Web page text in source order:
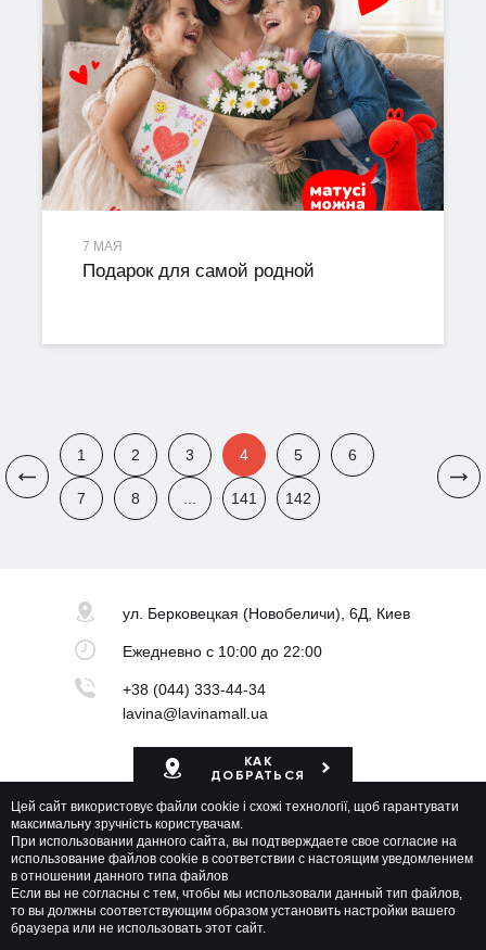
7 МАЯ
Подарок для самой родной
1 2 3 4 5 6
7 8 ... 141 142
ул. Берковецкая (Новобеличи), 6Д, Киев
Ежедневнос 10:00 до 22:00
+38 (044) 333-44-34
lavina@lavinamall.ua
КАК
ДОБРАТЬСЯ
Карта ТРЦ
Lavina Mall © 2026 Все права защищены
Цей сайт використовує файли cookie і схожі технології, щоб гарантувати
максимальну зручність користувачам.
При использовании данного сайта, вы подтверждаете свое согласие на
использование файлов cookie в соответствии с настоящим уведомлением
в отношении данного типа файлов
Если вы не согласны с тем, чтобы мы использовали данный тип файлов,
то вы должны соответствующим образом установить настройки вашего
браузера или не использовать этот сайт.